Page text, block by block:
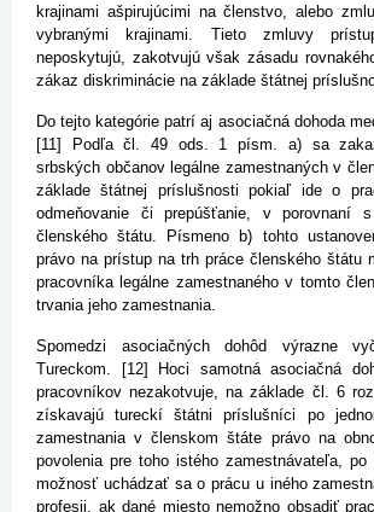
krajinami ašpirujúcimi na členstvo, alebo
vybranými krajinami. Tieto zmluvy
neposkytujú, zakotvujú však zásadu
zákaz diskriminácie na základe štátnej
Do tejto kategórie patrí aj asociačná dohoda
[11] Podľa čl. 49 ods. 1 písm. a) sa
srbských občanov legálne zamestnaných v
základe štátnej príslušnosti pokiaľ ide o
odmeňovanie či prepúšťanie, v porovnaní
členského štátu. Písmeno b) tohto
právo na prístup na trh práce členského štátu
pracovníka legálne zamestnaného v tomto
trvania jeho zamestnania.
Spomedzi asociačných dohôd výrazne
Tureckom. [12] Hoci samotná asociačná
pracovníkov nezakotvuje, na základe čl. 6
získavajú tureckí štátni príslušníci po
zamestnania v členskom štáte právo na
povolenia pre toho istého zamestnávateľa,
možnosť uchádzať sa o prácu u iného
profesii, ak dané miesto nemožno obsadiť